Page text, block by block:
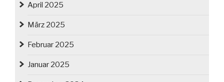
April 2025
März 2025
Februar 2025
Januar 2025